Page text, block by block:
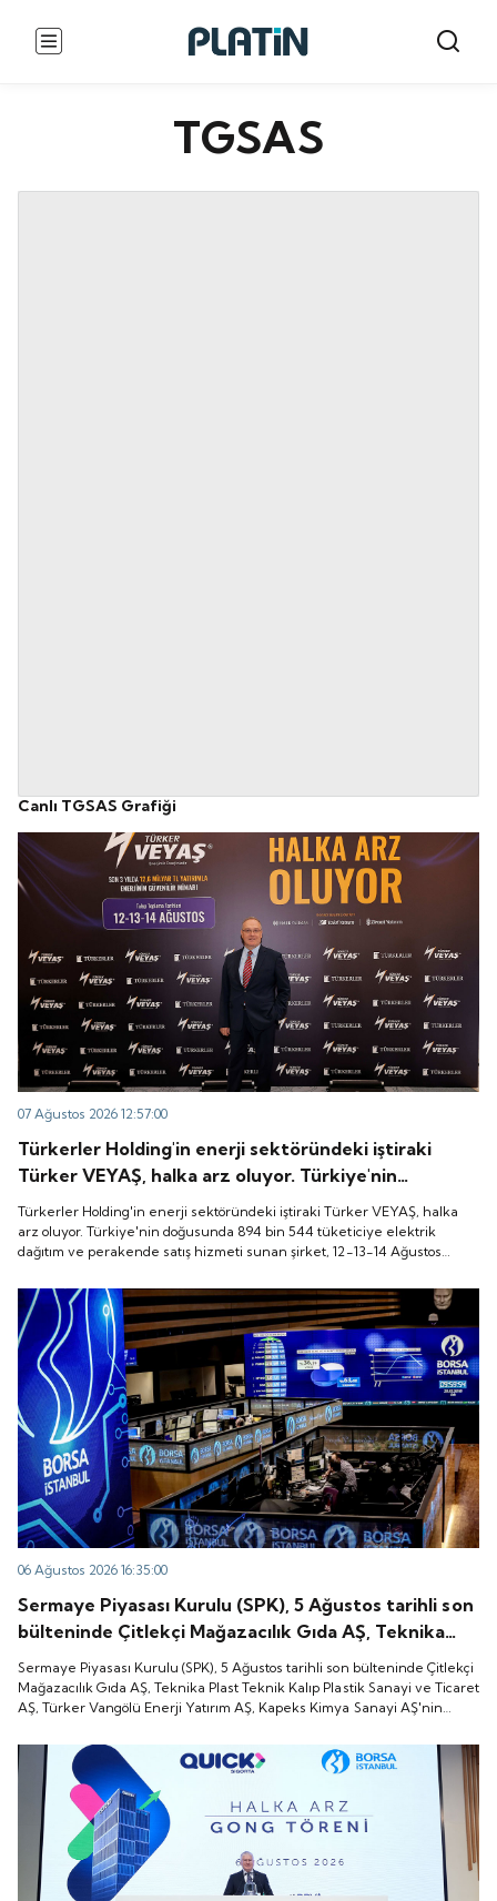
TGSAS
Canlı TGSAS Grafiği
07 Ağustos 2026 12:57:00
Türkerler Holding'in enerji sektöründeki iştiraki
Türker VEYAŞ, halka arz oluyor. Türkiye'nin
doğusunda 894 bin 544 tüketiciye elektrik dağıtım
ve perakende satış hizmeti sunan şirket, 12-13-14
Ağustos tarihleri arasında pay başına 136 TL fiyatla
Türkerler Holding'in enerji sektöründeki iştiraki Türker VEYAŞ, halka
arz oluyor. Türkiye'nin doğusunda 894 bin 544 tüketiciye elektrik
dağıtım ve perakende satış hizmeti sunan şirket, 12-13-14 Ağustos
06 Ağustos 2026 16:35:00
Sermaye Piyasası Kurulu (SPK), 5 Ağustos tarihli son
bülteninde Çitlekçi Mağazacılık Gıda AŞ, Teknika
Plast Teknik Kalıp Plastik Sanayi ve Ticaret AŞ,
Türker Vangölü Enerji Yatırım AŞ, Kapeks Kimya
Sanayi AŞ'nin halka arzlarına onay verdiği duyurdu.
Sermaye Piyasası Kurulu (SPK), 5 Ağustos tarihli son bülteninde Çitlekçi
Mağazacılık Gıda AŞ, Teknika Plast Teknik Kalıp Plastik Sanayi ve Ticaret
AŞ, Türker Vangölü Enerji Yatırım AŞ, Kapeks Kimya Sanayi AŞ'nin